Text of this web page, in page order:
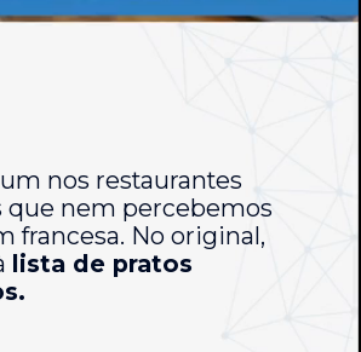
nos restaurantes
que nem percebemos
francesa. No original,
lista de pratos